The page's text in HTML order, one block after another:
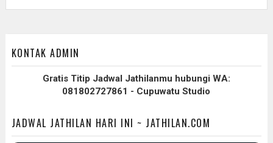
KONTAK ADMIN
Gratis Titip Jadwal Jathilanmu hubungi WA:
081802727861 - Cupuwatu Studio
JADWAL JATHILAN HARI INI ~ JATHILAN.COM